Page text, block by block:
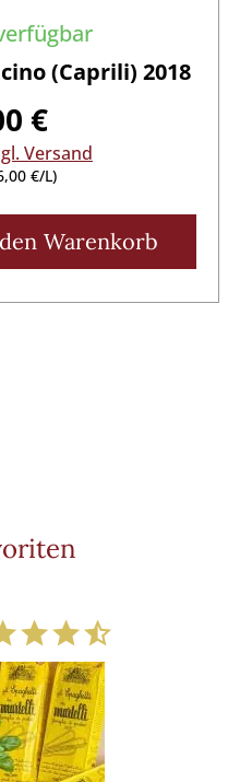
(Caprili) 2018
€
Versand
€/L)
Warenkorb